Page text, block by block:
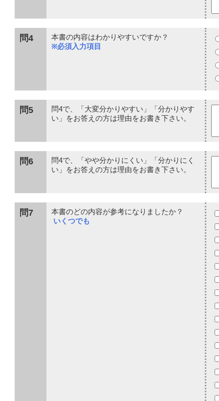
問4
本書の内容はわかりやすいですか？
※必須入力項目
問5
問4で、「大変分かりやすい」「分かりやす
い」をお答えの方は理由をお書き下さい。
問6
問4で、「やや分かりにくい」「分かりにく
い」をお答えの方は理由をお書き下さい。
問7
本書のどの内容が参考になりましたか？
いくつでも